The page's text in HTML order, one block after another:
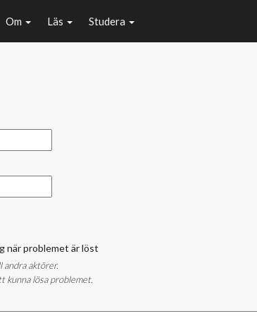
Om Läs Studera
när problemet är löst
andra aktörer.
kunna lösa problemet.